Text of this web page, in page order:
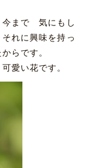
まで 気にもし
れに興味を持っ
らです。
愛い花です。